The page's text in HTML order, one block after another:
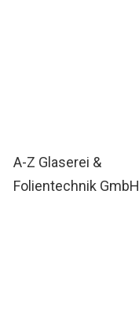
A-Z Glaserei &
Folientechnik GmbH